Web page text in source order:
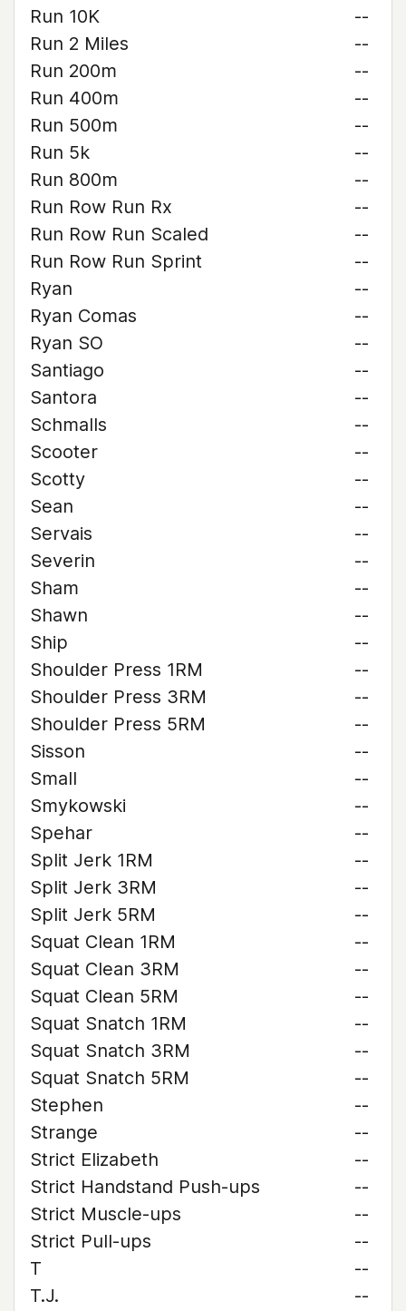
Run 10K
--
Run 2 Miles
--
Run 200m
--
Run 400m
--
Run 500m
--
Run 5k
--
Run 800m
--
Run Row Run Rx
--
Run Row Run Scaled
--
Run Row Run Sprint
--
Ryan
--
Ryan Comas
--
Ryan SO
--
Santiago
--
Santora
--
Schmalls
--
Scooter
--
Scotty
--
Sean
--
Servais
--
Severin
--
Sham
--
Shawn
--
Ship
--
Shoulder Press 1RM
--
Shoulder Press 3RM
--
Shoulder Press 5RM
--
Sisson
--
Small
--
Smykowski
--
Spehar
--
Split Jerk 1RM
--
Split Jerk 3RM
--
Split Jerk 5RM
--
Squat Clean 1RM
--
Squat Clean 3RM
--
Squat Clean 5RM
--
Squat Snatch 1RM
--
Squat Snatch 3RM
--
Squat Snatch 5RM
--
Stephen
--
Strange
--
Strict Elizabeth
--
Strict Handstand Push-ups
--
Strict Muscle-ups
--
Strict Pull-ups
--
T
--
T.J.
--